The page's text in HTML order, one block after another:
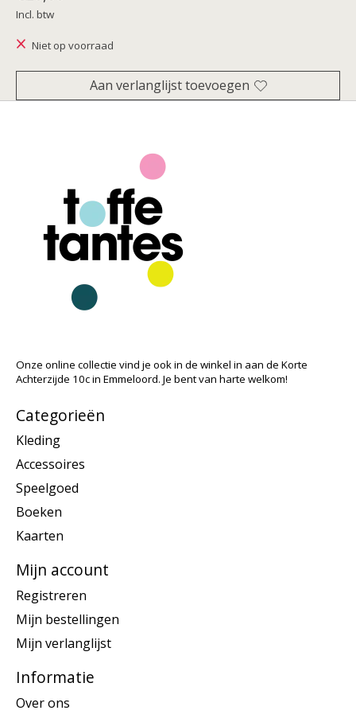
Incl. btw
Niet op voorraad
Aan verlanglijst toevoegen
Onze online collectie vind je ook in de winkel in aan de Korte
Achterzijde 10c in Emmeloord. Je bent van harte welkom!
Categorieën
Kleding
Accessoires
Speelgoed
Boeken
Kaarten
Mijn account
Registreren
Mijn bestellingen
Mijn verlanglijst
Informatie
Over ons